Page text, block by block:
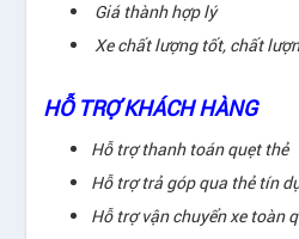
Giá thành hợp lý
Xe chất lượng tốt, chất
HỖ TRỢ KHÁCH HÀNG
Hỗ trợ thanh toán quẹt thẻ
Hỗ trợ trả gópqua thẻ tín
Hỗ trợ vận chuyển xe toàn